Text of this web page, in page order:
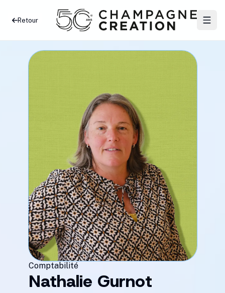
Retour
Comptabilité
Nathalie Gurnot